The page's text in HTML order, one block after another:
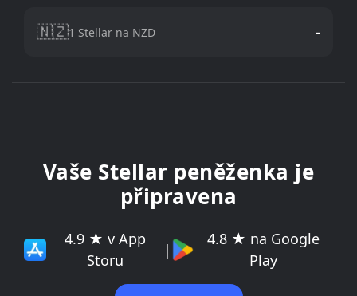
🇳🇿1 Stellar na NZD -
Vaše Stellar peněženka je
připravena
4.9 ★ v App
Storu
|
4.8 ★ na Google
Play